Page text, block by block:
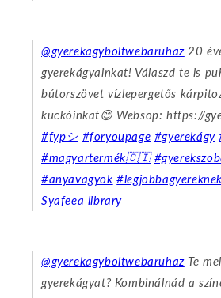
@gyerekagyboltwebaruhaz20
gyerekágyainkat! Válaszd te is
bútorszövet vízlepergetős
kuckóinkat😊 Websop: https://
#fypシ #foryoupage #gyerekágy
#magyartermék🇨🇮
#anyavagyok #legjobbagyereknek
Syafeea library
@gyerekagyboltwebaruhazTe
gyerekágyat? Kombinálnád a